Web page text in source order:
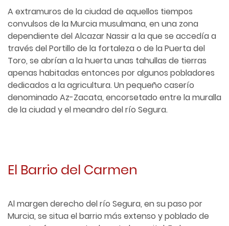
A extramuros de la ciudad de aquellos tiempos
convulsos de la Murcia musulmana, en una zona
dependiente del Alcazar Nassir a la que se accedía a
través del Portillo de la fortaleza o de la Puerta del
Toro, se abrían a la huerta unas tahullas de tierras
apenas habitadas entonces por algunos pobladores
dedicados a la agricultura. Un pequeño caserío
denominado Az-Zacata, encorsetado entre la muralla
de la ciudad y el meandro del río Segura.
El Barrio del Carmen
Al margen derecho del río Segura, en su paso por
Murcia, se situa el barrio más extenso y poblado de